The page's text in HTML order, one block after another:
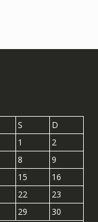
S
D
1
2
8
9
15
16
22
23
29
30